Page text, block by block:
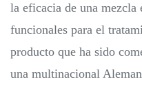
la eficacia de una
funcionales para el
producto que ha sido
una multinacional